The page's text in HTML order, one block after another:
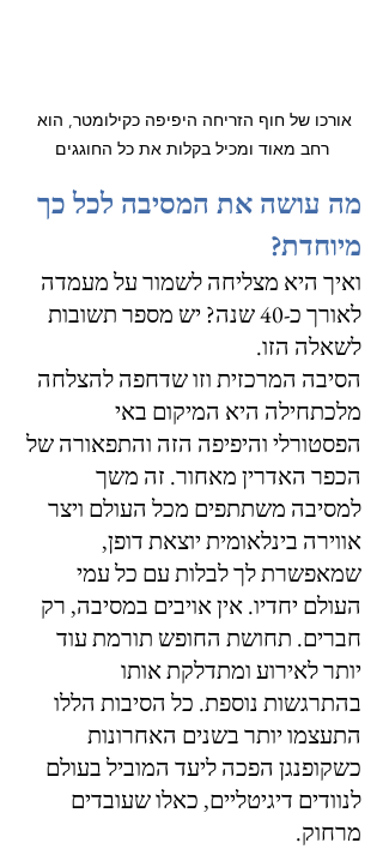
אורכו של חוף הזריחה היפיפה כקילומטר, הוא
רחב מאוד ומכיל בקלות את כל החוגגים
מה עושה את המסיבה לכל כך
מיוחדת?
ואיך היא מצליחה לשמור על מעמדה
לאורך כ-40 שנה? יש מספר תשובות
לשאלה הזו.
הסיבה המרכזית וזו שדחפה להצלחה
מלכתחילה היא המיקום באי
הפסטורלי והיפיפה הזה והתפאורה של
הכפר האדרין מאחור. זה משך
למסיבה משתתפים מכל העולם ויצר
אווירה בינלאומית יוצאת דופן,
שמאפשרת לך לבלות עם כל עמי
העולם יחדיו. אין אויבים במסיבה, רק
חברים. תחושת החופש תורמת עוד
יותר לאירוע ומתדלקת אותו
בהתרגשות נוספת. כל הסיבות הללו
התעצמו יותר בשנים האחרונות
כשקופנגן הפכה ליעד המוביל בעולם
לנוודים דיגיטליים, כאלו שעובדים
מרחוק.